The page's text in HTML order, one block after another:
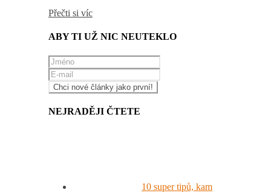
Přečti si víc
ABY TI UŽ NIC NEUTEKLO
NEJRADĚJI ČTETE
10 super tipů, kam